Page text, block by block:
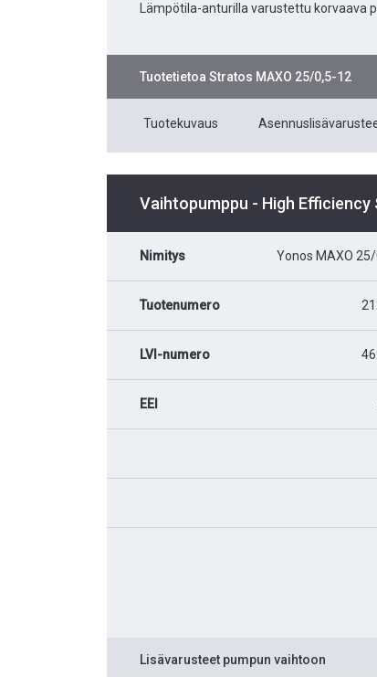
Lämpötila-anturilla varustettu korvaava
Tuotetietoa Stratos MAXO 25/0,5-12
Tuotekuvaus
Vaihtopumppu - High Efficiency
Nimitys Yonos MAXO
Tuotenumero
LVI-numero
EEI
Lisävarusteet pumpun vaihtoon